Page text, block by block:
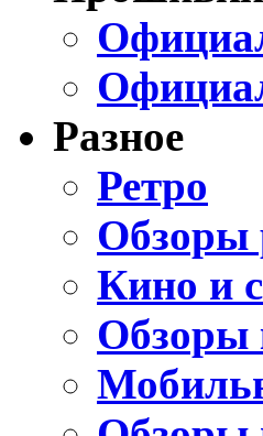
Разное
Ретро
Обзоры
Кино и
Обзоры